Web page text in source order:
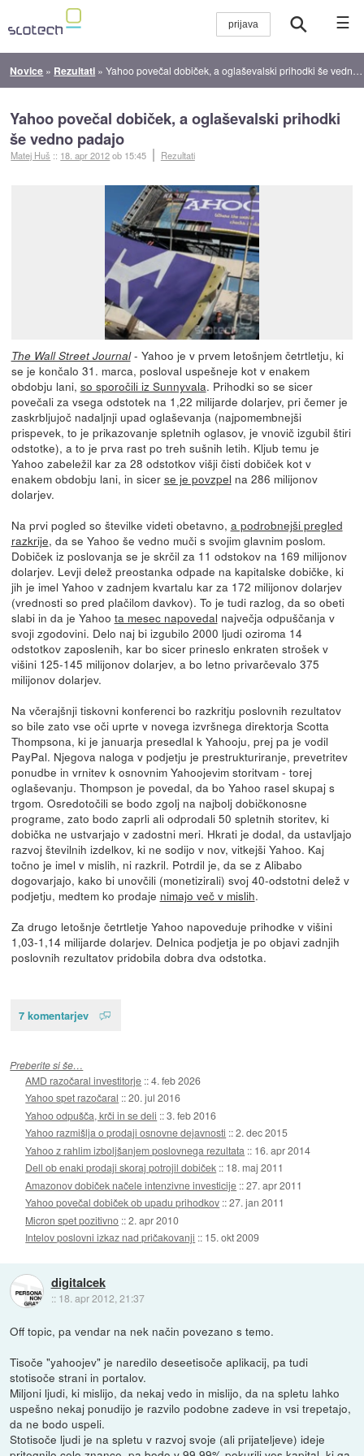
☰
Novice » Rezultati »Yahoo povečal dobiček, a oglaševalski prihodki še vedno padajo
Yahoo povečal dobiček, a oglaševalski prihodki
še vedno padajo
Matej Huš :: 18. apr 2012ob 15:45 Rezultati
The Wall Street Journal- Yahoo je v prvem letošnjem četrtletju, ki
se je končalo 31. marca, posloval uspešneje kot v enakem
obdobju lani, so sporočili iz Sunnyvala. Prihodki so se sicer
povečali za vsega odstotek na 1,22 milijarde dolarjev, pri čemer je
zaskrbljujoč nadaljnji upad oglaševanja (najpomembnejši
prispevek, to je prikazovanje spletnih oglasov, je vnovič izgubil štiri
odstotke), a to je prva rast po treh sušnih letih. Kljub temu je
Yahoo zabeležil kar za 28 odstotkov višji čisti dobiček kot v
enakem obdobju lani, in sicer se je povzpel na 286 milijonov
dolarjev.
Na prvi pogled so številke videti obetavno, a podrobnejši pregled
razkrije, da se Yahoo še vedno muči s svojim glavnim poslom.
Dobiček iz poslovanja se je skrčil za 11 odstokov na 169 milijonov
dolarjev. Levji delež preostanka odpade na kapitalske dobičke, ki
jih je imel Yahoo v zadnjem kvartalu kar za 172 milijonov dolarjev
(vrednosti so pred plačilom davkov). To je tudi razlog, da so obeti
slabi in da je Yahoo ta mesec napovedal največja odpuščanja v
svoji zgodovini. Delo naj bi izgubilo 2000 ljudi oziroma 14
odstotkov zaposlenih, kar bo sicer prineslo enkraten strošek v
višini 125-145 milijonov dolarjev, a bo letno privarčevalo 375
milijonov dolarjev.
Na včerajšnji tiskovni konferenci bo razkritju poslovnih rezultatov
so bile zato vse oči uprte v novega izvršnega direktorja Scotta
Thompsona, ki je januarja presedlal k Yahooju, prej pa je vodil
PayPal. Njegova naloga v podjetju je prestrukturiranje, prevetritev
ponudbe in vrnitev k osnovnim Yahoojevim storitvam - torej
oglaševanju. Thompson je povedal, da bo Yahoo rasel skupaj s
trgom. Osredotočili se bodo zgolj na najbolj dobičkonosne
programe, zato bodo zaprli ali odprodali 50 spletnih storitev, ki
dobička ne ustvarjajo v zadostni meri. Hkrati je dodal, da ustavljajo
razvoj številnih izdelkov, ki ne sodijo v nov, vitkejši Yahoo. Kaj
točno je imel v mislih, ni razkril. Potrdil je, da se z Alibabo
dogovarjajo, kako bi unovčili (monetizirali) svoj 40-odstotni delež v
podjetju, medtem ko prodaje nimajo več v mislih.
Za drugo letošnje četrtletje Yahoo napoveduje prihodke v višini
1,03-1,14 milijarde dolarjev. Delnica podjetja je po objavi zadnjih
poslovnih rezultatov pridobila dobra dva odstotka.
7 komentarjev
Preberite si še…
AMD razočaral investitorje ::4. feb 2026
Yahoo spet razočaral ::20. jul 2016
Yahoo odpušča, krči in se deli ::3. feb 2016
Yahoo razmišlja o prodaji osnovne dejavnosti ::2. dec 2015
Yahoo z rahlim izboljšanjem poslovnega rezultata :: 16. apr 2014
Dell ob enaki prodaji skoraj potrojil dobiček :: 18. maj 2011
Amazonov dobiček načele intenzivne investicije ::27. apr 2011
Yahoo povečal dobiček ob upadu prihodkov ::27. jan 2011
Micron spet pozitivno ::2. apr 2010
Intelov poslovni izkaz nad pričakovanji :: 15. okt 2009
digitalcek
:: 18. apr 2012, 21:37
Off topic, pa vendar na nek način povezano s temo.
Tisoče "yahoojev" je naredilo deseetisoče aplikacij, pa tudi
stotisoče strani in portalov.
Miljoni ljudi, ki mislijo, da nekaj vedo in mislijo, da na spletu lahko
uspešno nekaj ponudijo je razvilo podobne zadeve in vsi trepetajo,
da ne bodo uspeli.
Stotisoče ljudi je na spletu v razvoj svoje (ali prijateljeve) ideje